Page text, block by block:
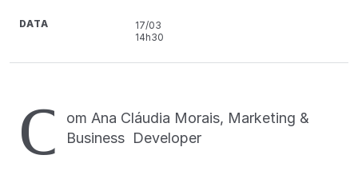
DATA
17/03
14h30
C
om Ana Cláudia Morais, Marketing &
Business Developer